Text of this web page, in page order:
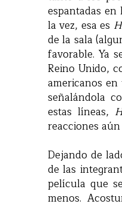
espantadas
la vez, esa es
de la sala
favorable. Ya
Reino Unido,
americanos
señalándola
estas líneas,
reacciones
Dejando de
de las
película que
menos.